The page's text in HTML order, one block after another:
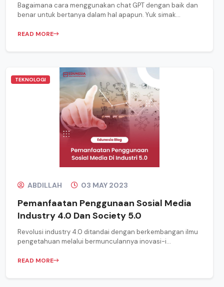
Bagaimana cara menggunakan chat GPT dengan baik dan
benar untuk bertanya dalam hal apapun. Yuk simak...
READ MORE
TEKNOLOGI
ABDILLAH 03 MAY 2023
Pemanfaatan Penggunaan Sosial Media
Industry 4.0 Dan Society 5.0
Revolusi industry 4.0 ditandai dengan berkembangan ilmu
pengetahuan melalui bermunculannya inovasi-i...
READ MORE